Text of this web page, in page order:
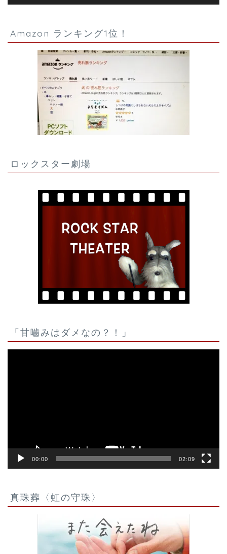
Amazon ランキング1位！
ロックスター劇場
「甘嚙みはダメなの？！」
00:00 02:09
真珠葬〈虹の守珠〉